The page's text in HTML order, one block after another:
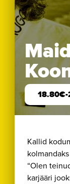
Kallid
“Olen
karjääri